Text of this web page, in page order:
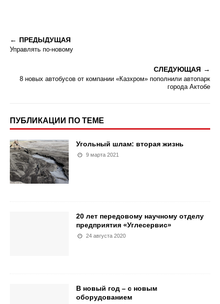
ПРЕДЫДУЩАЯ
Управлять по-новому
СЛЕДУЮЩАЯ
8 новых автобусов от компании «Казхром» пополнили автопарк
города Актобе
ПУБЛИКАЦИИ ПО ТЕМЕ
Угольный шлам: вторая жизнь
9 марта 2021
20 лет передовому научному отделу
предприятия «Углесервис»
24 августа 2020
В новый год – с новым
оборудованием